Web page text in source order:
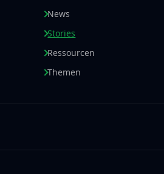
News
Stories
Ressourcen
Themen